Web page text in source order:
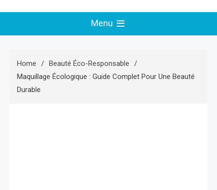
Menu
Home
Beauté Éco-Responsable
Maquillage Écologique : Guide Complet Pour Une Beauté
Durable